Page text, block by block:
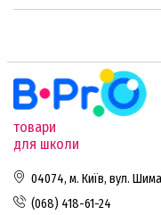
товари
для школи
04074, м. Київ, вул.
(068) 418-61-24